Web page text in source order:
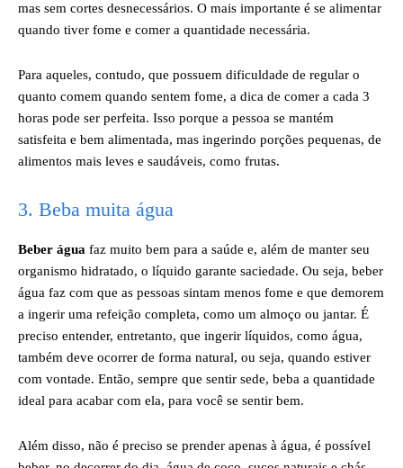
mas sem cortes desnecessários. O mais importante é se alimentar
quando tiver fome e comer a quantidade necessária.
Para aqueles, contudo, que possuem dificuldade de regular o
quanto comem quando sentem fome, a dica de comer a cada 3
horas pode ser perfeita. Isso porque a pessoa se mantém
satisfeita e bem alimentada, mas ingerindo porções pequenas, de
alimentos mais leves e saudáveis, como frutas.
3. Beba muita água
Beber água faz muito bem para a saúde e, além de manter seu
organismo hidratado, o líquido garante saciedade. Ou seja, beber
água faz com que as pessoas sintam menos fome e que demorem
a ingerir uma refeição completa, como um almoço ou jantar. É
preciso entender, entretanto, que ingerir líquidos, como água,
também deve ocorrer de forma natural, ou seja, quando estiver
com vontade. Então, sempre que sentir sede, beba a quantidade
ideal para acabar com ela, para você se sentir bem.
Além disso, não é preciso se prender apenas à água, é possível